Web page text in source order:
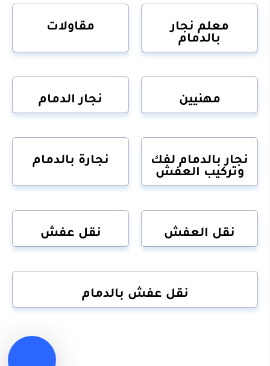
معلم نجار
بالدمام
مقاولات
مهنيين نجار الدمام
نجار بالدمام لفك
وتركيب العفش
نجارة بالدمام
نقل العفش نقل عفش
نقل عفش بالدمام